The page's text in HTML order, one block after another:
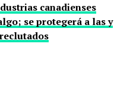
canadienses
se protegerá a las y